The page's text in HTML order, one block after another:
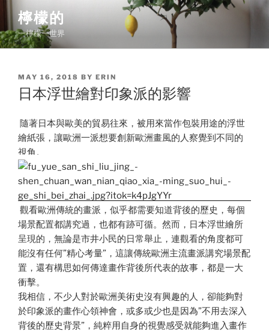
content
檸檬的
一檸檬一世界
POSTED
ON
MAY 16, 2018 BY ERIN
日本浮世繪對印象派的影響
隨著日本與歐美的貿易往來，被用來當作包裝用途的浮世
繪紙張，讓歐洲一派想要創新歐洲畫風的人察覺到不同的
視角。
觀看歐洲傳統的畫派，似乎都需要知道背後的歷史，每個
場景配置都講究過，也都有跡可循。然而，日本浮世繪所
呈現的，無論是市井小民的日常舉止，連觀看的角度都可
能沒有任何”精心考量”，這讓傳統歐洲主流畫派講究場景配
置，還有構思如何傳達畫作背後所代表的故事，都是一大
衝擊。
我相信，不少人對於歐洲美術史沒有興趣的人，卻能夠對
於印象派的畫作心領神會，或多或少也是因為”不用去深入
背後的歷史背景”，純粹用自身的視覺感受就能夠進入畫作